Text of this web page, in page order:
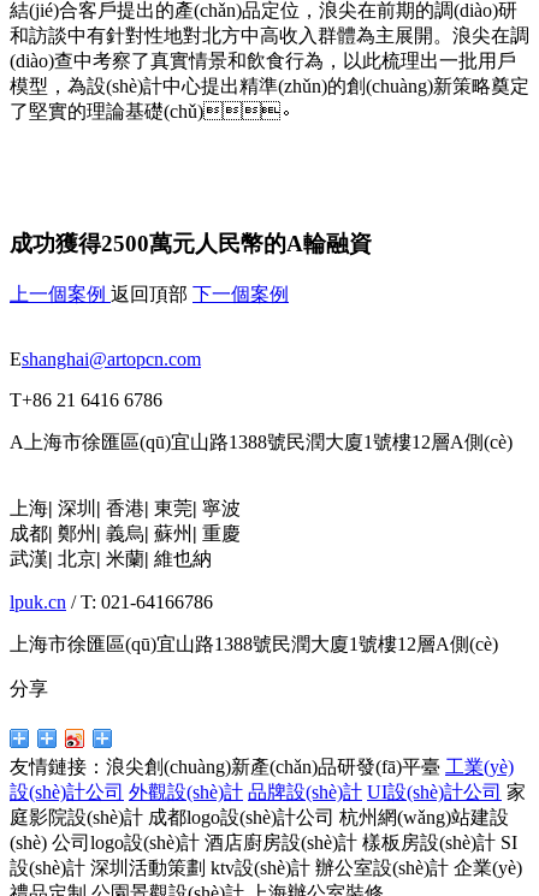
結(jié)合客戶提出的產(chǎn)品定位，浪尖在前期的調(diào)研
和訪談中有針對性地對北方中高收入群體為主展開。浪尖在調
(diào)查中考察了真實情景和飲食行為，以此梳理出一批用戶
模型，為設(shè)計中心提出精準(zhǔn)的創(chuàng)新策略奠定
了堅實的理論基礎(chǔ)。
成功獲得2500萬元人民幣的A輪融資
上一個案例 返回頂部 下一個案例
Eshanghai@artopcn.com
T+86 21 6416 6786
A 上海市徐匯區(qū)宜山路1388號民潤大廈1號樓12層A側(cè)
上海| 深圳 | 香港| 東莞| 寧波
成都| 鄭州 | 義烏| 蘇州 | 重慶
武漢| 北京| 米蘭| 維也納
lpuk.cn / T: 021-64166786
上海市徐匯區(qū)宜山路1388號民潤大廈1號樓12層A側(cè)
分享
友情鏈接： 浪尖創(chuàng)新產(chǎn)品研發(fā)平臺 工業(yè)
設(shè)計公司 外觀設(shè)計 品牌設(shè)計 UI設(shè)計公司 家
庭影院設(shè)計 成都logo設(shè)計公司 杭州網(wǎng)站建設
(shè) 公司logo設(shè)計 酒店廚房設(shè)計 樣板房設(shè)計 SI
設(shè)計 深圳活動策劃 ktv設(shè)計 辦公室設(shè)計 企業(yè)